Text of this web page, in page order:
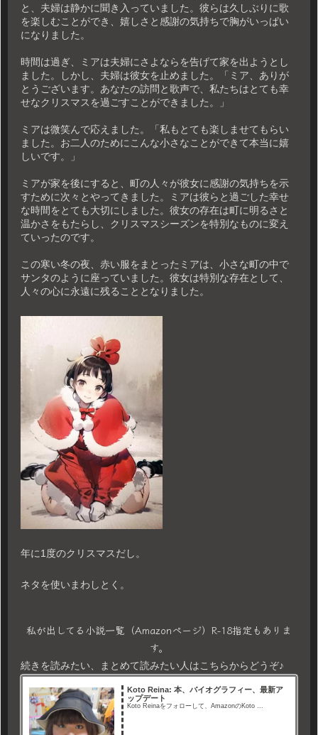
と、夫婦は静かに聞き入っていました。彼らは久しぶりに歌
を楽しむことができ、嬉しさと感謝の気持ちで胸がいっぱい
になりました。
時間は過ぎ、ミアは夫婦にさよならを告げて家を出ようとし
ました。しかし、夫婦は彼女を止めました。「ミア、ありが
とうございます。あなたの訪問と歌声で、私たちはとても幸
せなクリスマスを過ごすことができました。」
ミアは微笑んで応えました。「私もとても楽しませてもらい
ました。お二人のためにこんな小さなことができて本当に嬉
しいです。」
ミアが家を後にすると、町の人々が彼女に感謝の気持ちを示
すために次々とやってきました。ミアは彼らと過ごした幸せ
な時間をとても大切にしました。彼女の存在は町に明るさと
温かさをもたらし、クリスマスシーズンを特別なものに変え
ていったのです。
この寒い冬の夜、赤い服をまとったミアは、小さな町の中で
サンタのように座っていました。彼女は特別な存在として、
人々の心に永遠に残ることとなりました。
年に1度のクリスマスだし。
ネタを使いまわしとく。
私が出してる小説一覧（Amazonページ）R-18指定もありま
す。
続きを読みたい、まとめて読みたい人はこちらからどうぞ♪
Koto Reina: 本、バイオグラフィー、最新ア
ップデート
Koto Reinaをフォローして、AmazonのKoto ...